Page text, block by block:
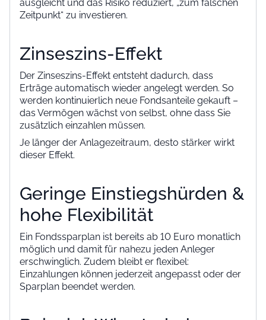
ausgleicht und das Risiko reduziert, „zum falschen
Zeitpunkt“ zu investieren.
Zinseszins-Effekt
Der Zinseszins-Effekt entsteht dadurch, dass
Erträge automatisch wieder angelegt werden. So
werden kontinuierlich neue Fondsanteile gekauft –
das Vermögen wächst von selbst, ohne dass Sie
zusätzlich einzahlen müssen.
Je länger der Anlagezeitraum, desto stärker wirkt
dieser Effekt.
Geringe Einstiegshürden &
hohe Flexibilität
Ein Fondssparplan ist bereits ab 10 Euro monatlich
möglich und damit für nahezu jeden Anleger
erschwinglich. Zudem bleibt er flexibel:
Einzahlungen können jederzeit angepasst oder der
Sparplan beendet werden.